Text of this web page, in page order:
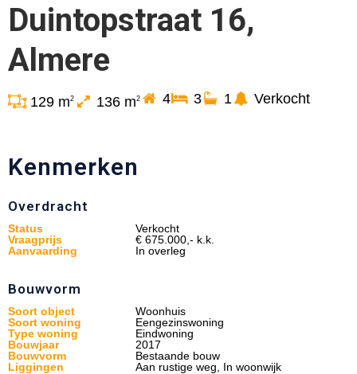
Duintopstraat 16,
Almere
129 m2 136 m2 4 3 1 Verkocht
Kenmerken
Overdracht
Status
Verkocht
Vraagprijs
€ 675.000,- k.k.
Aanvaarding
In overleg
Bouwvorm
Soort object
Woonhuis
Soort woning
Eengezinswoning
Type woning
Eindwoning
Bouwjaar
2017
Bouwvorm
Bestaande bouw
Liggingen
Aan rustige weg, In woonwijk